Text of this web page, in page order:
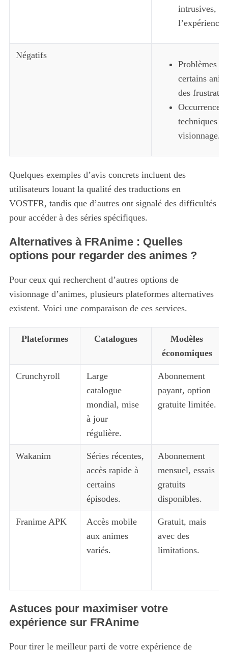
intrusives,
l’expérience
Négatifs
Problèmes
certains
des
Occurrences
techniques
visionnage.
Quelques exemples d’avis concrets incluent des
utilisateurs louant la qualité des traductions en
VOSTFR, tandis que d’autres ont signalé des difficultés
pour accéder à des séries spécifiques.
Alternatives à FRAnime : Quelles
options pour regarder des animes ?
Pour ceux qui recherchent d’autres options de
visionnage d’animes, plusieurs plateformes alternatives
existent. Voici une comparaison de ces services.
Plateformes Catalogues
Modèles
économiques
Crunchyroll
Large
catalogue
mondial, mise
à jour
régulière.
Abonnement
payant, option
gratuite limitée.
Wakanim
Séries récentes,
accès rapide à
certains
épisodes.
Abonnement
mensuel, essais
gratuits
disponibles.
Franime APK
Accès mobile
aux animes
variés.
Gratuit, mais
avec des
limitations.
Astuces pour maximiser votre
expérience sur FRAnime
Pour tirer le meilleur parti de votre expérience de